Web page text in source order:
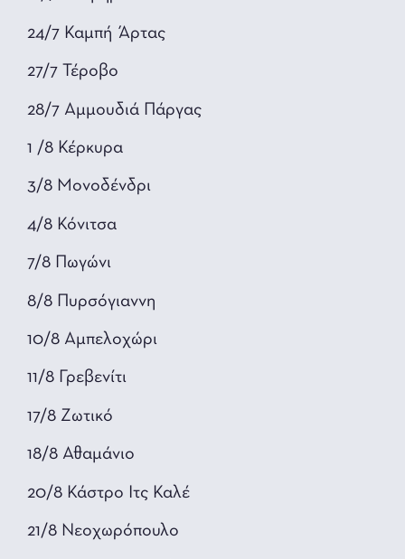
24/7 Καμπή Άρτας
27/7 Τέροβο
28/7 Αμμουδιά Πάργας
1 /8 Κέρκυρα
3/8 Μονοδένδρι
4/8 Κόνιτσα
7/8 Πωγώνι
8/8 Πυρσόγιαννη
10/8 Αμπελοχώρι
11/8 Γρεβενίτι
17/8 Ζωτικό
18/8 Αθαμάνιο
20/8 Κάστρο Ιτς Καλέ
21/8 Νεοχωρόπουλο